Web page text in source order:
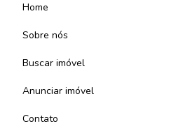
Home
Sobre nós
Buscar imóvel
Anunciar imóvel
Contato